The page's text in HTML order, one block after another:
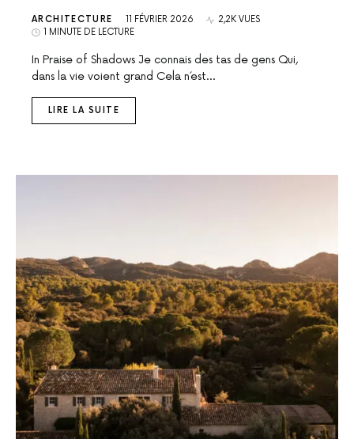
ARCHITECTURE 11 FÉVRIER 2026
2,2K VUES
1 MINUTE DE LECTURE
In Praise of Shadows Je connais des tas de gens Qui,
dans la vie voient grand Cela n´est…
LIRE LA SUITE